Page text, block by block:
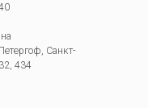
, Санкт-
434